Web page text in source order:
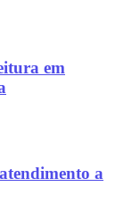
em
a